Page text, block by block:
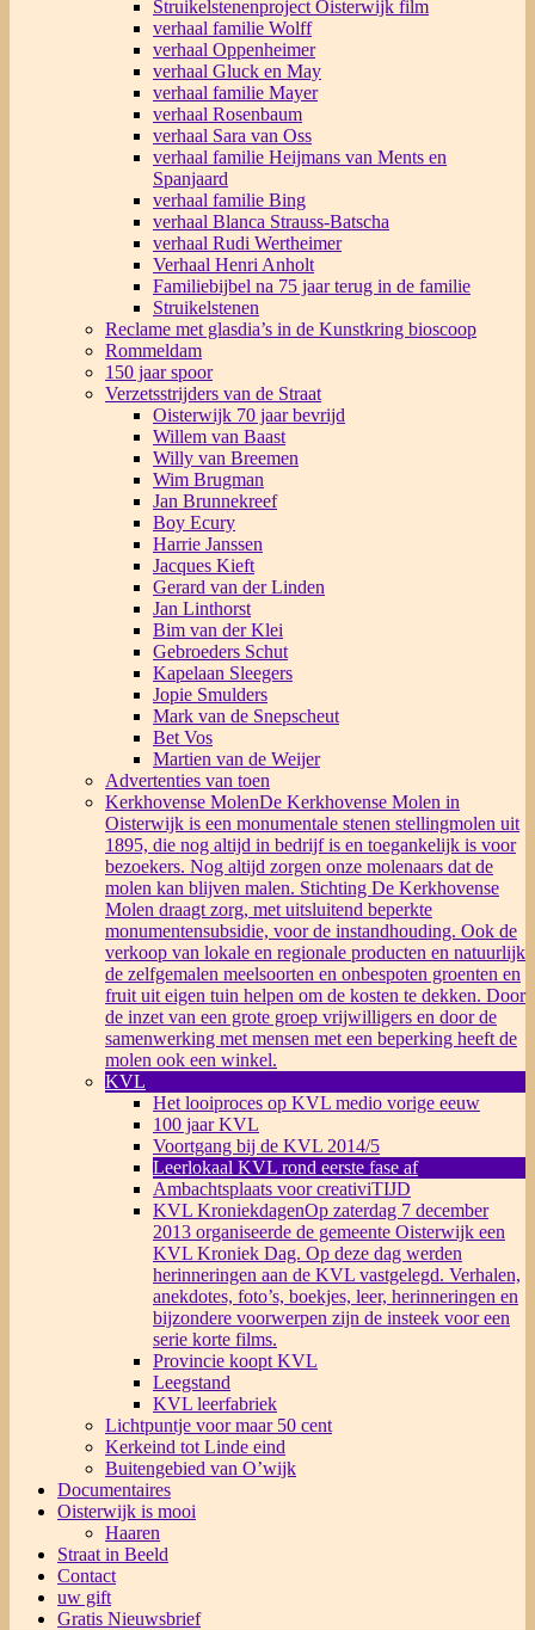
Struikelstenenproject Oisterwijk film
verhaal familie Wolff
verhaal Oppenheimer
verhaal Gluck en May
verhaal familie Mayer
verhaal Rosenbaum
verhaal Sara van Oss
verhaal familie Heijmans van Ments en
Spanjaard
verhaal familie Bing
verhaal Blanca Strauss-Batscha
verhaal Rudi Wertheimer
Verhaal Henri Anholt
Familiebijbel na 75 jaar terug in de familie
Struikelstenen
Reclame met glasdia’s in de Kunstkring bioscoop
Rommeldam
150 jaar spoor
Verzetsstrijders van de Straat
Oisterwijk 70 jaar bevrijd
Willem van Baast
Willy van Breemen
Wim Brugman
Jan Brunnekreef
Boy Ecury
Harrie Janssen
Jacques Kieft
Gerard van der Linden
Jan Linthorst
Bim van der Klei
Gebroeders Schut
Kapelaan Sleegers
Jopie Smulders
Mark van de Snepscheut
Bet Vos
Martien van de Weijer
Advertenties van toen
Kerkhovense MolenDe Kerkhovense Molen in
Oisterwijk is een monumentale stenen stellingmolen uit
1895, die nog altijd in bedrijf is en toegankelijk is voor
bezoekers. Nog altijd zorgen onze molenaars dat de
molen kan blijven malen. Stichting De Kerkhovense
Molen draagt zorg, met uitsluitend beperkte
monumentensubsidie, voor de instandhouding. Ook de
verkoop van lokale en regionale producten en natuurlijk
de zelfgemalen meelsoorten en onbespoten groenten en
fruit uit eigen tuin helpen om de kosten te dekken. Door
de inzet van een grote groep vrijwilligers en door de
samenwerking met mensen met een beperking heeft de
molen ook een winkel.
KVL
Het looiproces op KVL medio vorige eeuw
100 jaar KVL
Voortgang bij de KVL 2014/5
Leerlokaal KVL rond eerste fase af
Ambachtsplaats voor creativiTIJD
KVL KroniekdagenOp zaterdag 7 december
2013 organiseerde de gemeente Oisterwijk een
KVL Kroniek Dag. Op deze dag werden
herinneringen aan de KVL vastgelegd. Verhalen,
anekdotes, foto’s, boekjes, leer, herinneringen en
bijzondere voorwerpen zijn de insteek voor een
serie korte films.
Provincie koopt KVL
Leegstand
KVL leerfabriek
Lichtpuntje voor maar 50 cent
Kerkeind tot Linde eind
Buitengebied van O’wijk
Documentaires
Oisterwijk is mooi
Haaren
Straat in Beeld
Contact
uw gift
Gratis Nieuwsbrief